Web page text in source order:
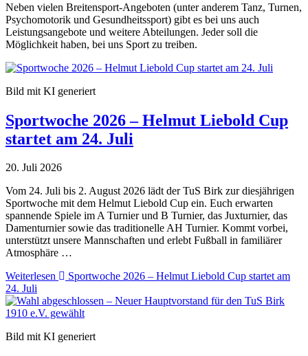
Neben vielen Breitensport-Angeboten (unter anderem Tanz, Turnen,
Psychomotorik und Gesundheitssport) gibt es bei uns auch
Leistungsangebote und weitere Abteilungen. Jeder soll die
Möglichkeit haben, bei uns Sport zu treiben.
Bild mit KI generiert
Sportwoche 2026 – Helmut Liebold Cup
startet am 24. Juli
20. Juli 2026
Vom 24. Juli bis 2. August 2026 lädt der TuS Birk zur diesjährigen
Sportwoche mit dem Helmut Liebold Cup ein. Euch erwarten
spannende Spiele im A Turnier und B Turnier, das Juxturnier, das
Damenturnier sowie das traditionelle AH Turnier. Kommt vorbei,
unterstützt unsere Mannschaften und erlebt Fußball in familiärer
Atmosphäre …
Weiterlesen
Sportwoche 2026 – Helmut Liebold Cup startet am
24. Juli
Bild mit KI generiert